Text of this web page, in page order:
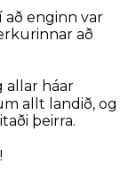
enginn var
að
allar háar
allt landið, og
þeirra.